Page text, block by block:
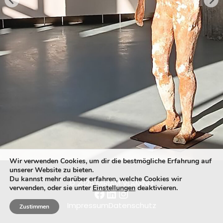
© 2026 MIRIAM VLAMING
Facebook
LinkedIn
Instagram
Wir verwenden Cookies, um dir die bestmögliche Erfahrung auf
unserer Website zu bieten.
Du kannst mehr darüber erfahren, welche Cookies wir
verwenden, oder sie unter Einstellungen deaktivieren.
Zustimmen